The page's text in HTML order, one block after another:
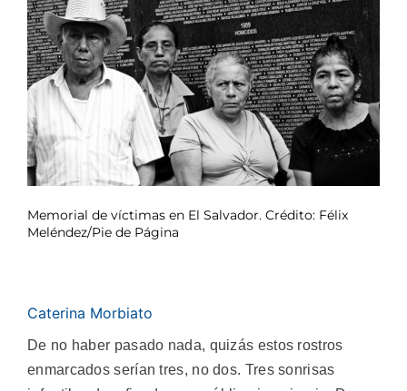
Memorial de víctimas en El Salvador. Crédito: Félix
Meléndez/Pie de Página
Caterina Morbiato
De no haber pasado nada, quizás estos rostros
enmarcados serían tres, no dos. Tres sonrisas